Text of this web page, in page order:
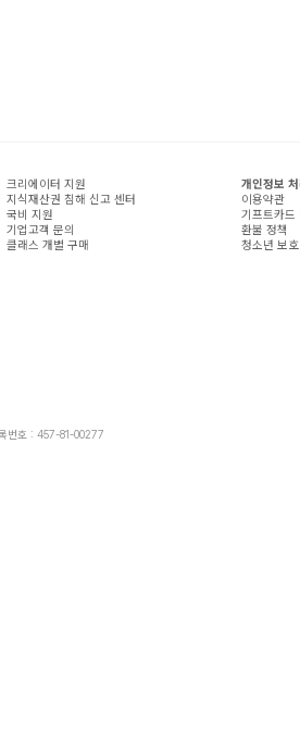
크리에이터 지원
지식재산권 침해 신고 센터
국비 지원
기업고객 문의
클래스 개별 구매
개인정보
이용약관
기프트카드
환불 정책
청소년 보호
번호 : 457-81-00277